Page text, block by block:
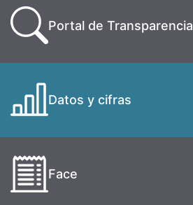
Portal de Transparencia
Datos y cifras
Face